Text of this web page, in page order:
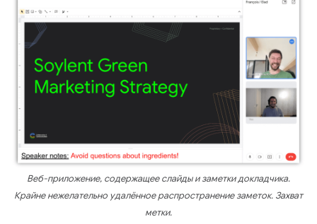
Веб-приложение, содержащее слайды и заметки докладчика.
Крайне нежелательно удалённое распространение заметок. Захват
метки.